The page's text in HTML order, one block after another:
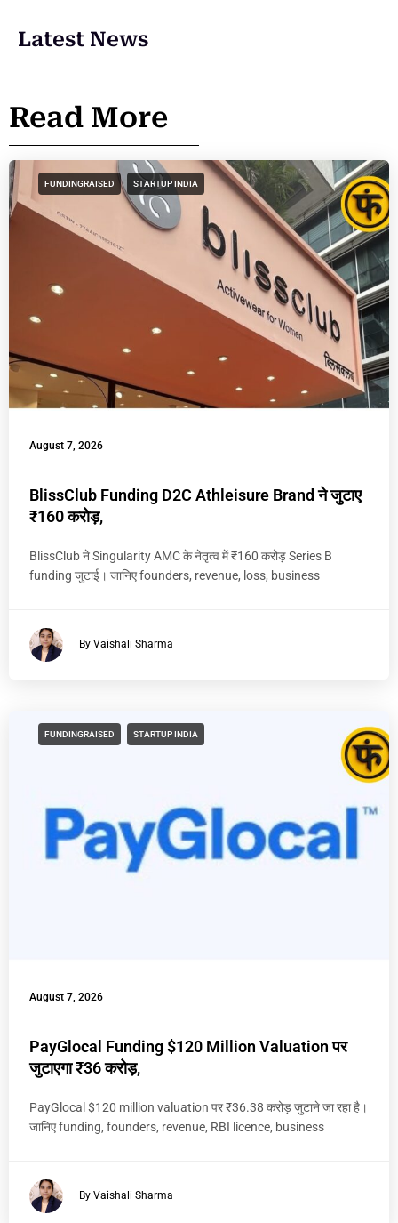
Latest News
Read More
FUNDINGRAISED STARTUP INDIA
August 7, 2026
BlissClub Funding D2C Athleisure Brand ने जुटाए
₹160 करोड़,
BlissClub ने Singularity AMC के नेतृत्व में ₹160 करोड़ Series B
funding जुटाई। जानिए founders, revenue, loss, business
By Vaishali Sharma
FUNDINGRAISED STARTUP INDIA
August 7, 2026
PayGlocal Funding $120 Million Valuation पर
जुटाएगा ₹36 करोड़,
PayGlocal $120 million valuation पर ₹36.38 करोड़ जुटाने जा रहा है।
जानिए funding, founders, revenue, RBI licence, business
By Vaishali Sharma